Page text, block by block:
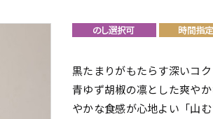
黒たまりがもたらす深いコ
青ゆず胡椒の凛とした爽や
やかな食感が心地よい「山